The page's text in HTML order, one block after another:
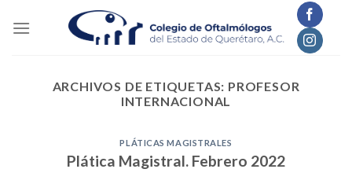
ARCHIVOS DE ETIQUETAS: PROFESOR
INTERNACIONAL
PLÁTICAS MAGISTRALES
Plática Magistral. Febrero 2022